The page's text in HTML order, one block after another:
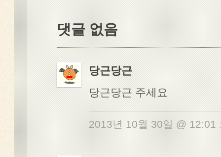
댓글 없음
당근당근
당근당근 주세요
2013년 10월 30일 @ 12:01